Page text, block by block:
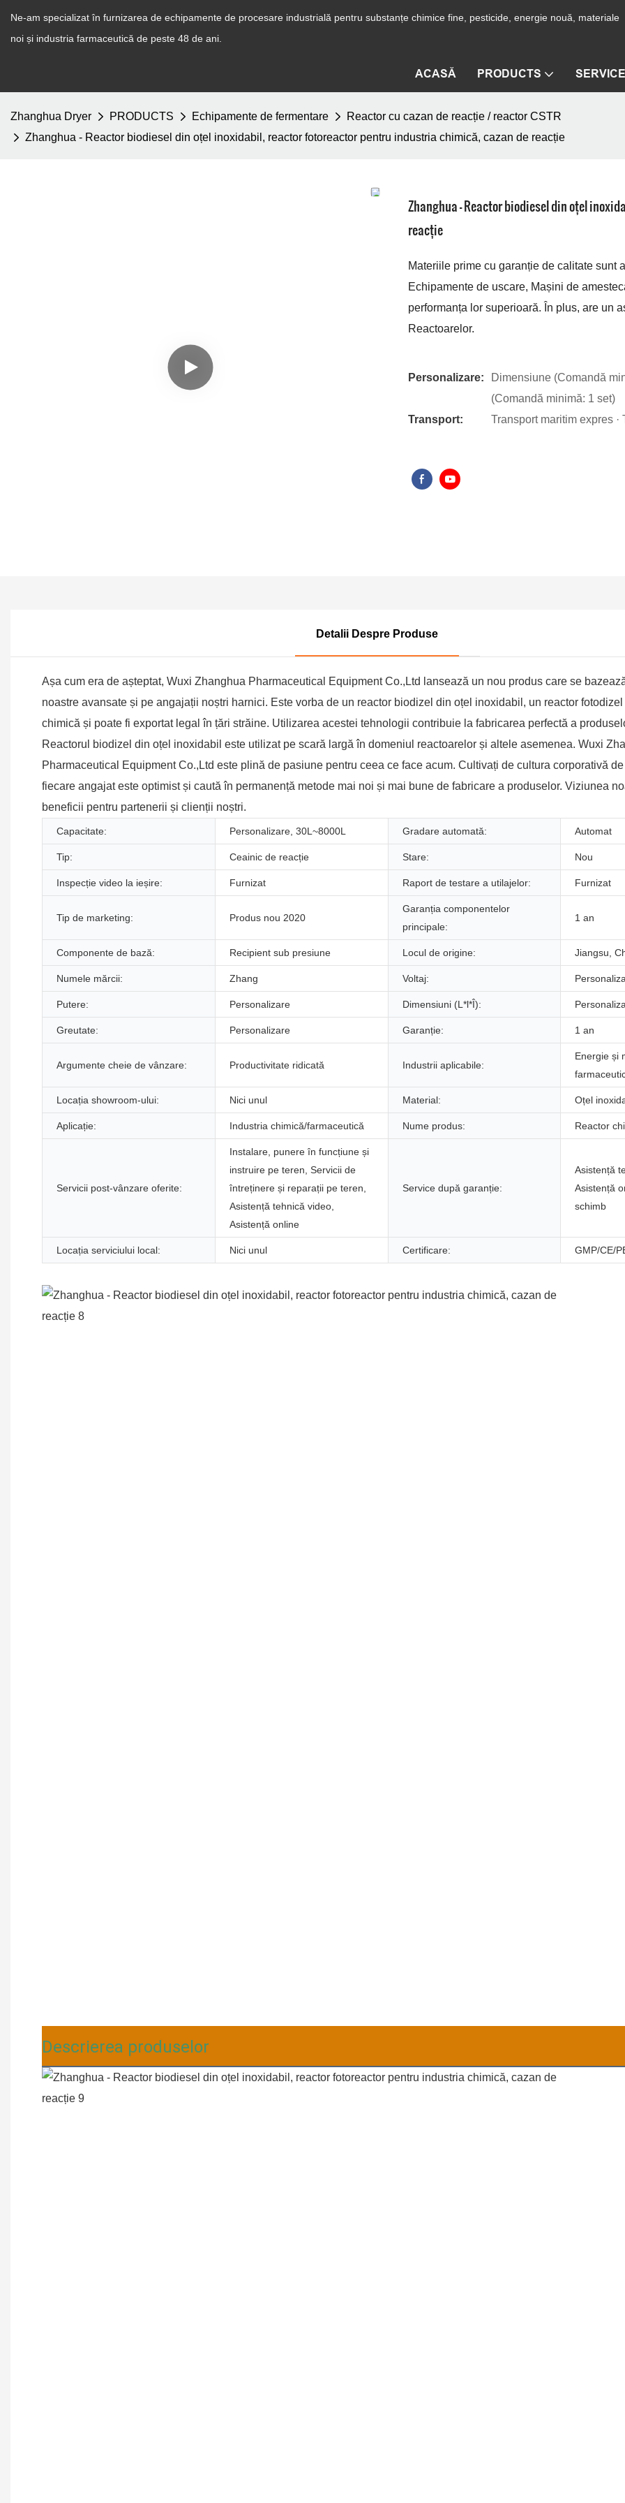
Ne-am specializat în furnizarea de echipamente de procesare industrială pentru substanțe chimice fine, pesticide, energie nouă, materiale
noi și industria farmaceutică de peste 48 de ani.
ACASĂ PRODUCTS SERVICE
Zhanghua Dryer PRODUCTS Echipamente de fermentare
Reactor cu cazan de reacție / reactor CSTR
Zhanghua - Reactor biodiesel din oțel inoxidabil, reactor fotoreactor pentru industria chimică, cazan de reacție
Zhanghua - Reactor biodiesel din oțel
reacție
Materiile prime cu garanție de calitate sunt
Echipamente de uscare, Mașini de
performanța lor superioară. În plus, are un
Reactoarelor.
Personalizare:
Dimensiune (Comandă
(Comandă minimă: 1 set)
Transport:
Transport maritim expres ·
Detalii Despre Produse
Așa cum era de așteptat, Wuxi Zhanghua Pharmaceutical Equipment Co.,Ltd lansează un nou produs care se
noastre avansate și pe angajații noștri harnici. Este vorba de un reactor biodizel din oțel inoxidabil, un reactor
chimică și poate fi exportat legal în țări străine. Utilizarea acestei tehnologii contribuie la fabricarea perfectă a
Reactorul biodizel din oțel inoxidabil este utilizat pe scară largă în domeniul reactoarelor și altele asemenea. Wuxi
Pharmaceutical Equipment Co.,Ltd este plină de pasiune pentru ceea ce face acum. Cultivați de cultura corporativă
fiecare angajat este optimist și caută în permanență metode mai noi și mai bune de fabricare a produselor. Viziunea
beneficii pentru partenerii și clienții noștri.
Capacitate: Personalizare, 30L~8000L Gradare automată: Automat
Tip: Ceainic de reacție Stare: Nou
Inspecție video la ieșire: Furnizat Raport de testare a utilajelor: Furnizat
Tip de marketing: Produs nou 2020
Garanția componentelor
principale:
1 an
Componente de bază: Recipient sub presiune Locul de origine: Jiangsu,
Numele mărcii: Zhang Voltaj:
Putere: Personalizare Dimensiuni (L*l*Î):
Greutate: Personalizare Garanție: 1 an
Argumente cheie de vânzare: Productivitate ridicată Industrii aplicabile:
Energie și
Locația showroom-ului: Nici unul Material: Oțel
Aplicație: Industria chimică/farmaceutică Nume produs: Reactor
Servicii post-vânzare oferite:
Instalare, punere în funcțiune și
instruire pe teren, Servicii de
întreținere și reparații pe teren,
Asistență tehnică video,
Asistență online
Service după garanție:
Asistență
Asistență
schimb
Locația serviciului local: Nici unul Certificare: GMP/CE/
Descrierea produselor